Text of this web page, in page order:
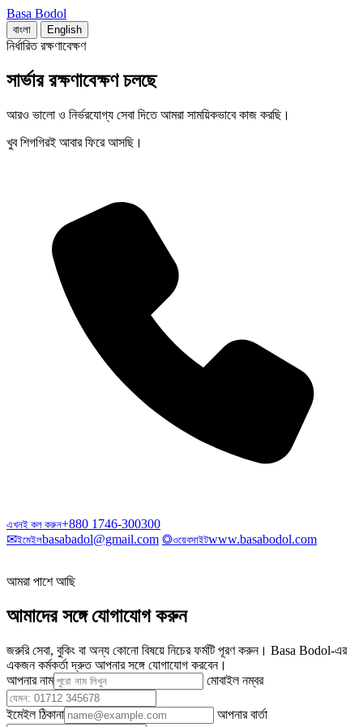
Basa Bodol
বাংলা English
নির্ধারিত রক্ষণাবেক্ষণ
সার্ভার রক্ষণাবেক্ষণ চলছে
আরও ভালো ও নির্ভরযোগ্য সেবা দিতে আমরা সাময়িকভাবে কাজ করছি।
খুব শিগগিরই আবার ফিরে আসছি।
এখনই কল করুন+880 1746-300300
✉ইমেইলbasabadol@gmail.com ◎ওয়েবসাইটwww.basabodol.com
আমরা পাশে আছি
আমাদের সঙ্গে যোগাযোগ করুন
জরুরি সেবা, বুকিং বা অন্য কোনো বিষয়ে নিচের ফর্মটি পূরণ করুন। Basa Bodol-এর
একজন কর্মকর্তা দ্রুত আপনার সঙ্গে যোগাযোগ করবেন।
আপনার নাম
মোবাইল নম্বর
ইমেইল ঠিকানা আপনার বার্তা